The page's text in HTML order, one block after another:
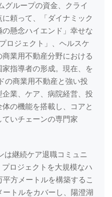
グループの資金、クライ
頼って、「ダイナミック
懸念ハイエンド」幸せな
ロジェクト」、ヘルスケ
業用不動産分野における
指導者の形成。現在、を
の商業用不動産と強い投
業、ケア、病院経営、投
の機能を搭載し、コアと
いチェーンの専門家
継続ケア退職コミュニ
ロジェクトを大規模なハ
方メートルを構築するこ
トルをカバーし、陽澄湖